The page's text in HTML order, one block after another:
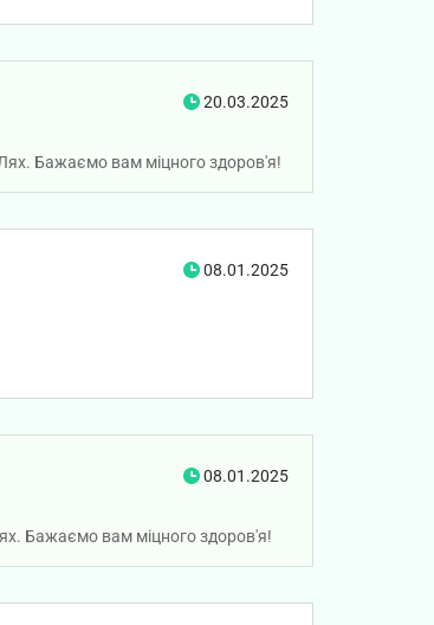
20.03.2025
Бажаємо вам міцного здоров'я!
08.01.2025
08.01.2025
Бажаємо вам міцного здоров'я!